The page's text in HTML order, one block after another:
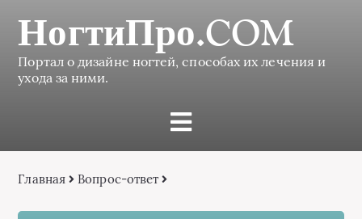
НогтиПро.COM
Портал о дизайне ногтей, способах их лечения и
ухода за ними.
Главная Вопрос-ответ